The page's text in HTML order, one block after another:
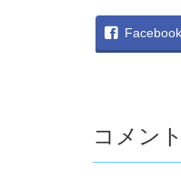
Facebook
コメン